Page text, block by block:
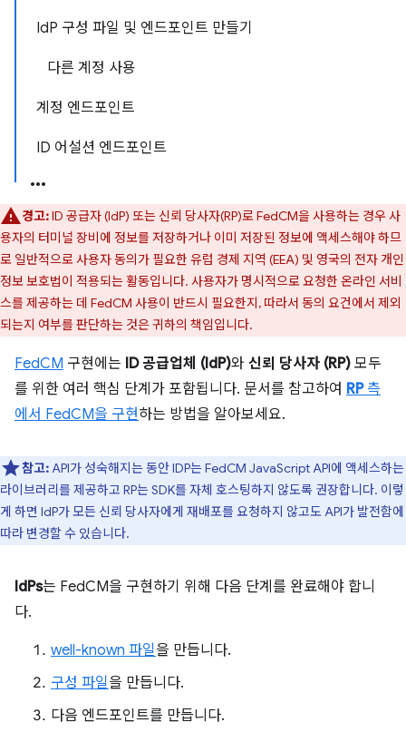
IdP 구성 파일 및 엔드포인트 만들기
다른 계정 사용
계정 엔드포인트
ID 어설션 엔드포인트
경고:ID 공급자 (IdP) 또는 신뢰 당사자(RP)로 FedCM을 사용하는 경우 사
용자의 터미널 장비에 정보를 저장하거나 이미 저장된 정보에 액세스해야 하므
로 일반적으로 사용자 동의가 필요한 유럽 경제 지역 (EEA) 및 영국의 전자 개인
정보 보호법이 적용되는 활동입니다. 사용자가 명시적으로 요청한 온라인 서비
스를 제공하는 데 FedCM 사용이 반드시 필요한지, 따라서 동의 요건에서 제외
되는지 여부를 판단하는 것은 귀하의 책임입니다.
FedCM 구현에는 ID 공급업체 (IdP)와 신뢰 당사자 (RP) 모두
를 위한 여러 핵심 단계가 포함됩니다. 문서를 참고하여 RP측
에서 FedCM을 구현하는 방법을 알아보세요.
참고:API가 성숙해지는 동안 IDP는 FedCM JavaScript API에 액세스하는
라이브러리를 제공하고 RP는 SDK를 자체 호스팅하지 않도록 권장합니다. 이렇
게 하면 IdP가 모든 신뢰 당사자에게 재배포를 요청하지 않고도 API가 발전함에
따라 변경할 수 있습니다.
IdPs는 FedCM을 구현하기 위해 다음 단계를 완료해야 합니
다.
well-known 파일을 만듭니다.
구성 파일을 만듭니다.
다음 엔드포인트를 만듭니다.